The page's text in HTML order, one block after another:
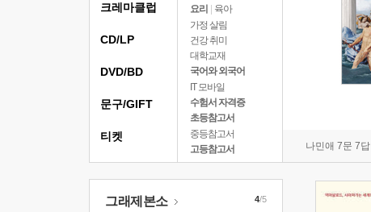
요리
육아
가정 살림
건강 취미
대학교재
국어와 외국어
IT 모바일
수험서 자격증
초등참고서
중등참고서
고등참고서
나민애 7문 7답
크레마클럽
CD/LP
DVD/BD
문구/GIFT
티켓
그래제본소 4/5